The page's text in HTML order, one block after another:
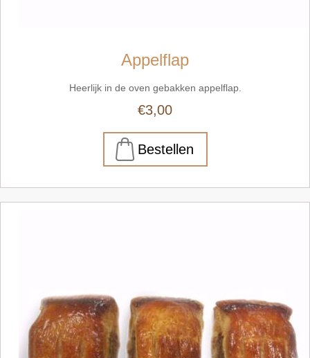
Appelflap
Heerlijk in de oven gebakken appelflap.
€3,00